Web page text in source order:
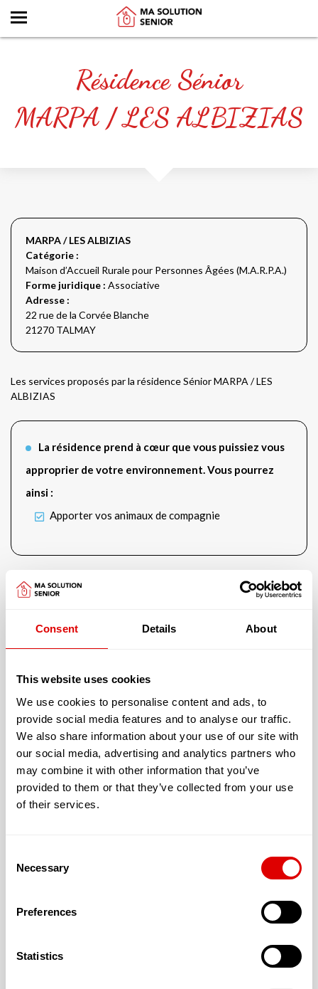
Consent Details About
This website uses cookies
We use cookies to personalise content and ads, to
provide social media features and to analyse our traffic.
We also share information about your use of our site with
our social media, advertising and analytics partners who
may combine it with other information that you’ve
provided to them or that they’ve collected from your use
of their services.
Selection
Necessary
Preferences
Statistics
Résidence Sénior
MARPA / LES ALBIZIAS
MARPA / LES ALBIZIAS
Catégorie :
Maison d’Accueil Rurale pour Personnes Âgées (M.A.R.P.A.)
Forme juridique : Associative
Adresse :
22 rue de la Corvée Blanche
21270 TALMAY
Les services proposés par la résidence Sénior MARPA / LES
ALBIZIAS
La résidence prend à cœur que vous puissiez vous
approprier de votre environnement. Vous pourrez
ainsi :
Apporter vos animaux de compagnie
Avec un jardin extérieur accessible et sécurisé
Permanent
Financièrement, cette résidence vous fera
bénéficier de :
L’aide sociale
T1 : 18.5 € (31.00 m²)